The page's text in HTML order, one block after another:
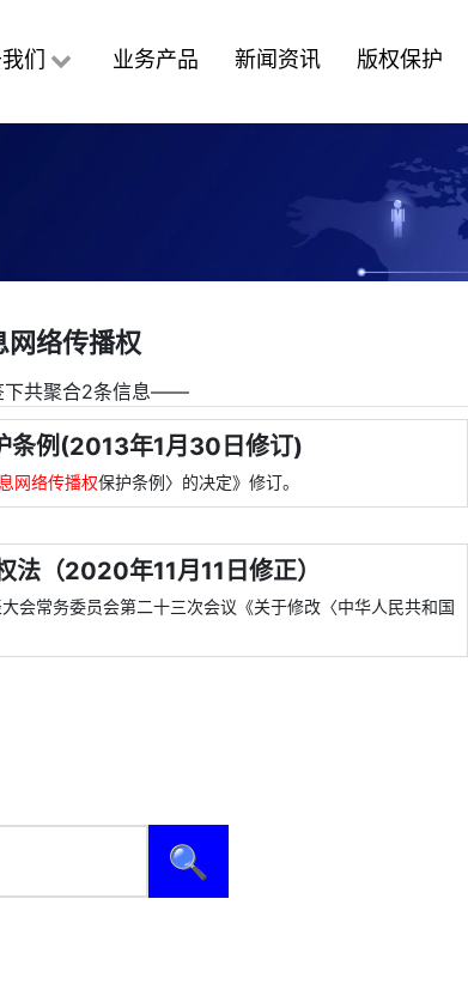
们 业务产品 新闻资讯 版权保护
网络传播权
共聚合2条信息――
条例(2013年1月30日修订)
网络传播权保护条例〉的决定》修订。
法（2020年11月11日修正）
会常务委员会第二十三次会议《关于修改〈中华人民共和国
🔍